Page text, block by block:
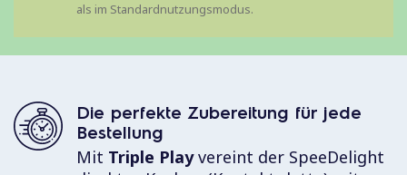
als im Standardnutzungsmodus.
Die perfekte Zubereitung für jede
Bestellung
Mit Triple Playvereint der SpeeDelight